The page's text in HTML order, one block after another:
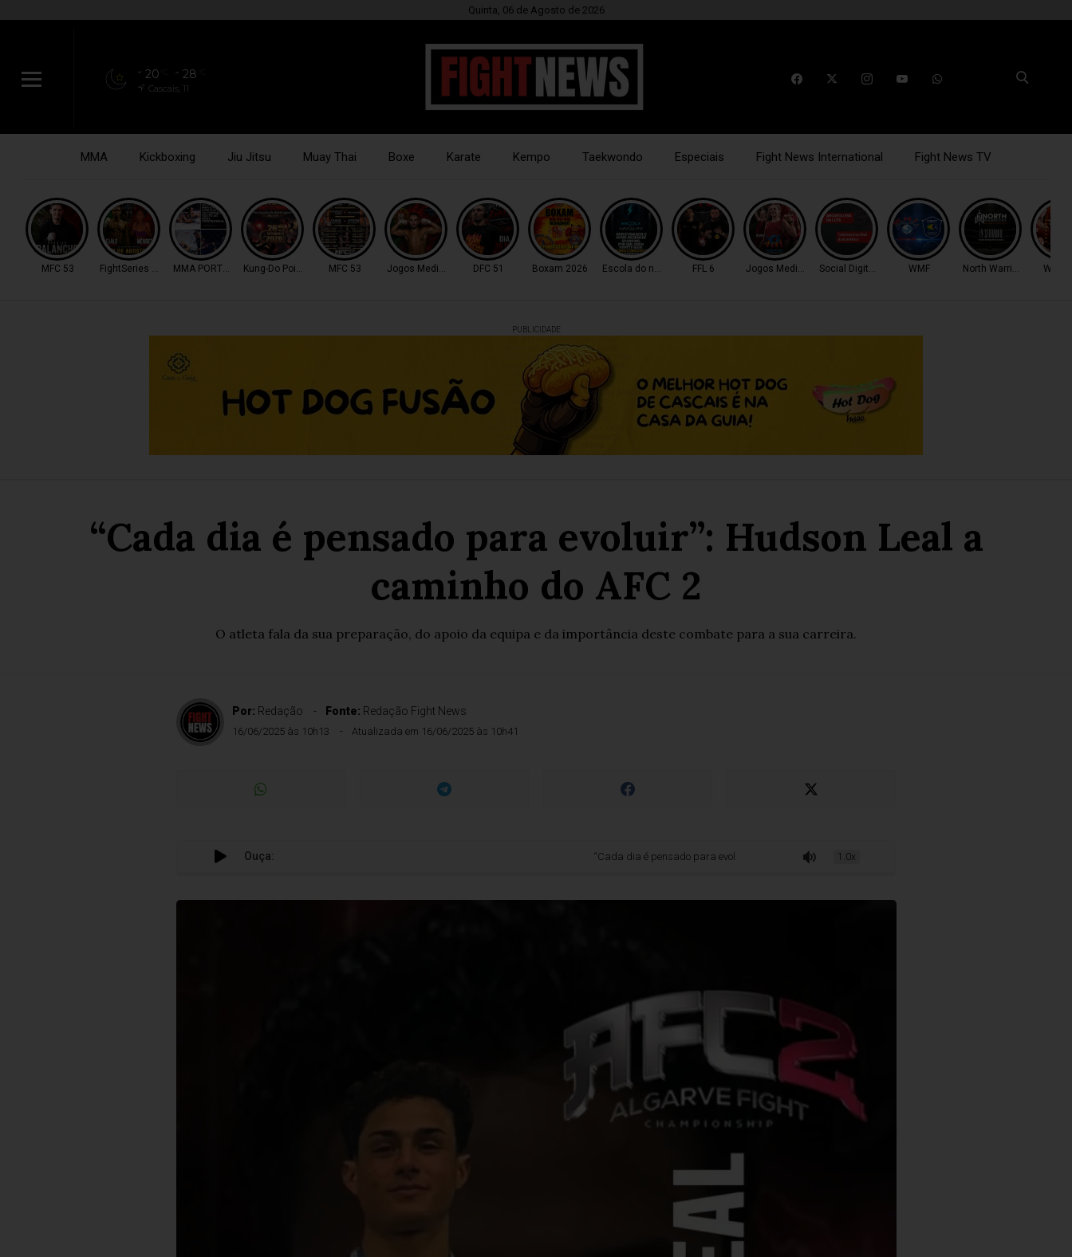
Quinta, 06 de Agosto de 2026
20 28
Cascais, 11
MMA Kickboxing Jiu Jitsu Muay Thai Boxe Karate Kempo Taekwondo Especiais Fight News International Fight News TV
MFC 53 FightSeries 11 MMA PORTUGALKung-Do Point CombatMFC 53 Jogos MediterrâneoDFC 51 Boxam 2026 Escola do nocaute FFL 6 Jogos MediterrâneoSocial Digital Fight WMF North Warriors WOW
PUBLICIDADE
“Cada dia é pensado para evoluir”: Hudson Leal a
caminho do AFC 2
O atleta fala da sua preparação, do apoio da equipa e da importância deste combate para a sua carreira.
Por: Redação Fonte: Redação Fight News
16/06/2025 às 10h13 Atualizada em 16/06/2025 às 10h41
Ouça: “Cada dia é pensado para evoluir”: Hudson Leal a caminho do AFC 2
1.0x